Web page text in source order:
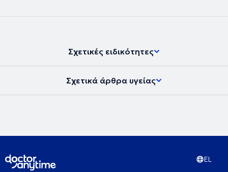
Σχετικές ειδικότητες
Σχετικά άρθρα υγείας
EL